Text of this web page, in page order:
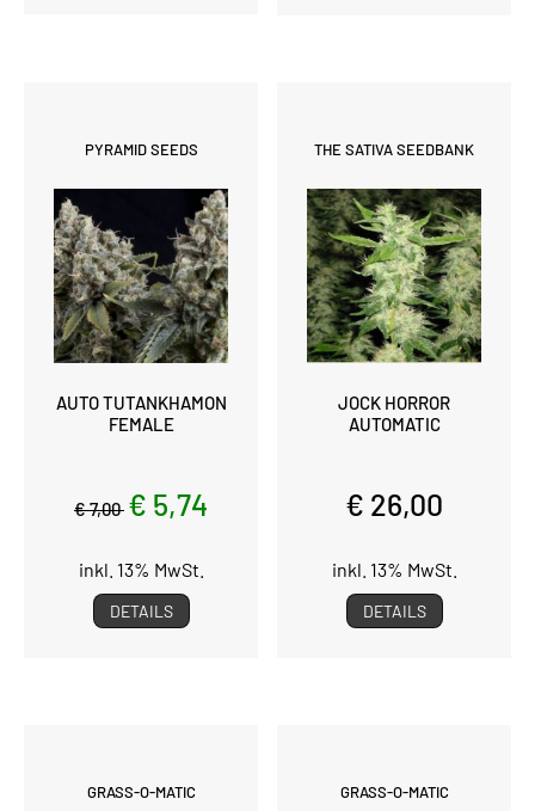
PYRAMID SEEDS
AUTO TUTANKHAMON
FEMALE
€ 7,00 € 5,74
inkl. 13% MwSt.
DETAILS
THE SATIVA SEEDBANK
JOCK HORROR
AUTOMATIC
€ 26,00
inkl. 13% MwSt.
DETAILS
GRASS-O-MATIC GRASS-O-MATIC